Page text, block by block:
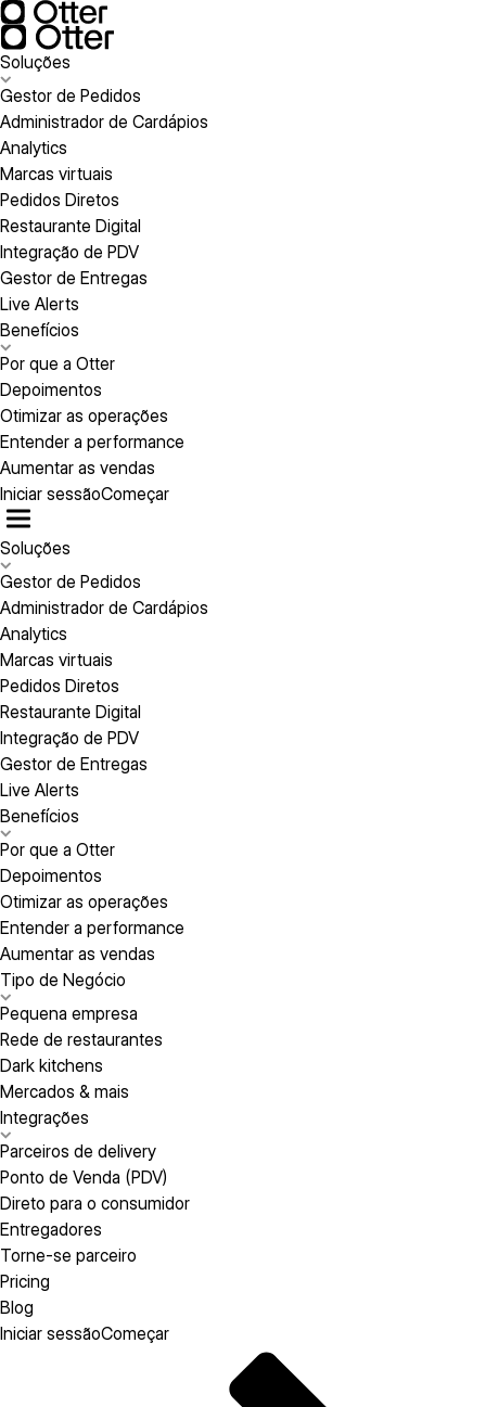
Soluções
Gestor de Pedidos
Administrador de Cardápios
Analytics
Marcas virtuais
Pedidos Diretos
Restaurante Digital
Integração de PDV
Gestor de Entregas
Live Alerts
Benefícios
Por que a Otter
Depoimentos
Otimizar as operações
Entender a performance
Aumentar as vendas
Iniciar sessãoComeçar
Soluções
Gestor de Pedidos
Administrador de Cardápios
Analytics
Marcas virtuais
Pedidos Diretos
Restaurante Digital
Integração de PDV
Gestor de Entregas
Live Alerts
Benefícios
Por que a Otter
Depoimentos
Otimizar as operações
Entender a performance
Aumentar as vendas
Tipo de Negócio
Pequena empresa
Rede de restaurantes
Dark kitchens
Mercados & mais
Integrações
Parceiros de delivery
Ponto de Venda (PDV)
Direto para o consumidor
Entregadores
Torne-se parceiro
Pricing
Blog
Iniciar sessãoComeçar